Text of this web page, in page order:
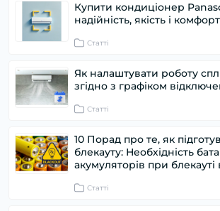
Купити кондиціонер
надійність, якість і комфорт
Статті
Як налаштувати роботу
згідно з графіком
Статті
10 Порад про те, як
блекауту: Необхідність
акумуляторів при блекауті
Статті